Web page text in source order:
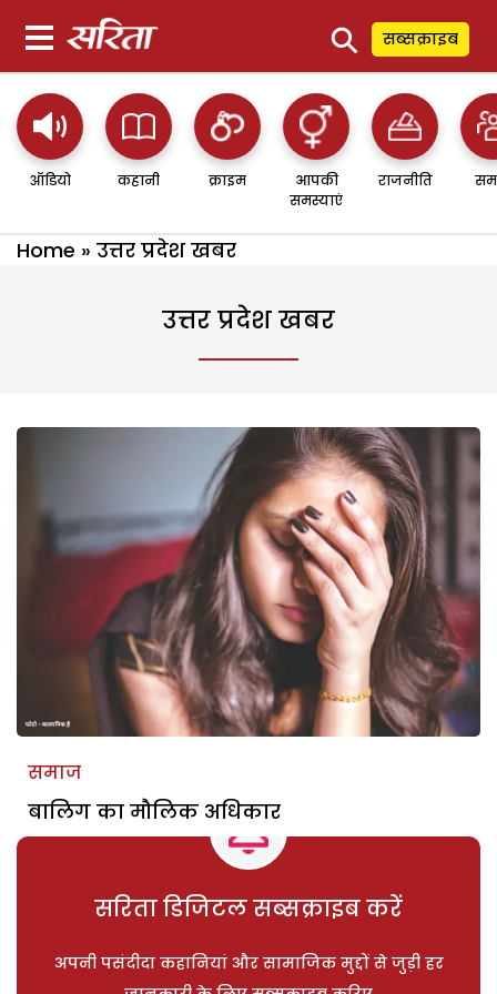
⚲ सब्सक्राइब
ऑडियो कहानी क्राइम
आपकी
समस्याएं
राजनीति
Home » उत्तर प्रदेश खबर
उत्तर प्रदेश खबर
समाज
बालिग का मौलिक अधिकार
सरिता डिजिटल सब्सक्राइब करें
अपनी पसंदीदा कहानियां और सामाजिक मुद्दों से जुड़ी हर